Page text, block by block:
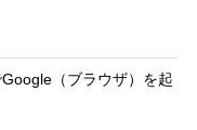
（ブラウザ）を起